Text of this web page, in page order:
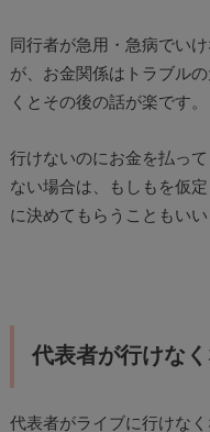
同行者が急用・急病でい
が、お金関係はトラブル
くとその後の話が楽です。
行けないのにお金を払っ
ない場合は、もしもを仮
に決めてもらうこともい
代表者が行けな
代表者がライブに行けな